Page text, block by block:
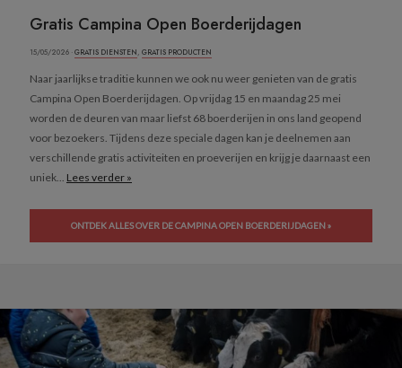
Gratis Campina Open Boerderijdagen
15/05/2026 ·GRATIS DIENSTEN, GRATIS PRODUCTEN
Naar jaarlijkse traditie kunnen we ook nu weer genieten van de gratis
Campina Open Boerderijdagen. Op vrijdag 15 en maandag 25 mei
worden de deuren van maar liefst 68 boerderijen in ons land geopend
voor bezoekers. Tijdens deze speciale dagen kan je deelnemen aan
verschillende gratis activiteiten en proeverijen en krijg je daarnaast een
uniek... Lees verder »
ONTDEK ALLES OVER DE CAMPINA OPEN BOERDERIJDAGEN »